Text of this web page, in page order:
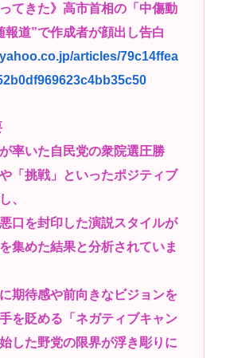
授モメン49歳、アルバイト86歳に
😇
地方旧帝大よりも早慶の方が
バー”導入開始「効果テキメン」
れのバンドを官邸に招き、自身の
・スティックをプレゼントw
と親友の淫らな行為内容を毎回聞
加護を受けしママのサーガ」3巻 今
ーム来てるよな
万円超えた男の子www
いうオスガキってどうやったら産
民度が終わりすぎてる
ってきた》高市首相の「中傷動
報道”で作成者が顔出し告白
articles/79c14ffea
率いた自民党の衆院選圧勝
「挑戦」といったポジティブ
、
口を封印した演説スタイルが
集めた結果と分析されていま
期待感や前向きなビジョンを
を貶める「ネガティブキャン
した野党の限界が浮き彫りに